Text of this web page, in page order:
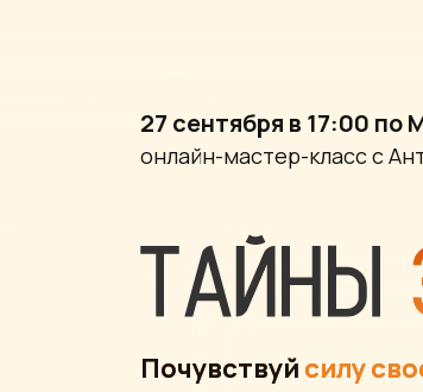
Почувствуй силу
онлайн-мастер-класс с
27 сентября в 17:00 по